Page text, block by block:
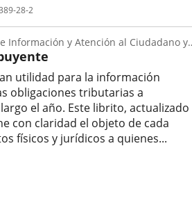
28-2
utilidad para la información
obligaciones tributarias a
el año. Este librito, actualizado
con claridad el objeto de cada
físicos y jurídicos a quienes...
Información y Atención al Ciudadano y
Contribuyente